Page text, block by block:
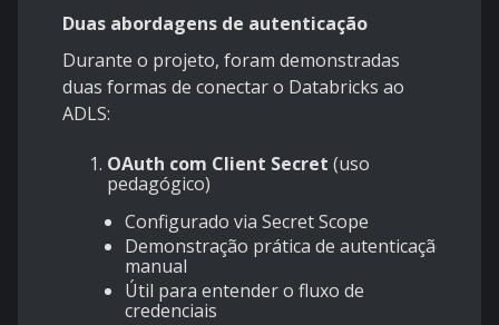
Duas abordagens de autenticação
Durante o projeto, foram demonstradas
duas formas de conectar o Databricks ao
ADLS:
OAuth com Client Secret (uso
pedagógico)
Configurado via Secret Scope
Demonstração prática de autenticação
manual
Útil para entender o fluxo de
credenciais